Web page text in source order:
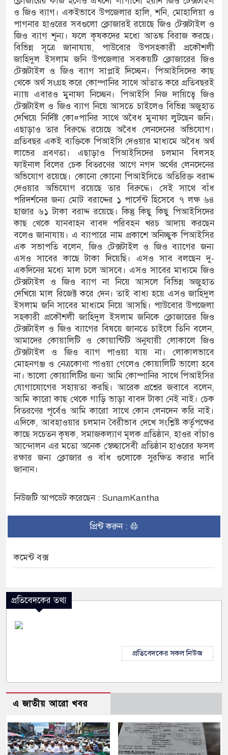
চালানোর মুরোদ আওয়ামী লীগের নেই :
আইনে মামলা: নাদের, পলিন, রিপন-
আসামি
ইলেক্ট্রনিক বুথ ও সেল্ফ সার্ভিস সেন্টারের উদ্বোধন
জেলা প্রশাসন
ও জিও ব্যাগ। একইভাবে উপজেলার হালি, শনি, মোহালিয়া ও
পাগনার হাওরের সবগুলো ক্লোজারই রয়েছে জিও টেক্সটাইল ও
জিও ব্যাগ শূন্য। ফলে কৃষকদের মধ্যে আতঙ্ক বিরাজ করছে।
বিভিন্ন সূত্রে জানাযায়, পাউবোর উপসহকারী প্রকৌশলী
জাহিদুল ইসলাম জনি উপজেলার সবকয়টি ক্লোজারের জিও
টেক্সটাইল ও জিও ব্যাগ সাপ্লাই দিচ্ছেন। পিআইসিদের কাছ
থেকে অর্থ সংগ্রহ করে কোম্পানির সাথে আঁতাত করে প্রতিবছরই
ন্যায় এবারও মুনাফা নিচ্ছেন। পিআইসি নিজ দায়িত্বে জিও
টেক্সটাইল ও জিও ব্যাগ নিয়ে আসতে চাইলেও বিভিন্ন অজুহাত
দেখিয়ে নির্দিষ্ট কো¤পানির সাথে অবৈধ মুনাফা লুটছেন জনি।
এছাড়াও তার বিরুদ্ধে রয়েছে অবৈধ লেনদেনের অভিযোগ।
প্রতিবছর একই ব্যক্তিকে পিআইসি দেওয়ার মাধ্যমে অবৈধ অর্থ
লাভের প্রবণতা। এছাড়াও পিআইসিদের চলমান বিলসহ
ফাইনাল বিলের চেক বিতরণের আগে নগদ অর্থের লেনদেনের
অভিযোগ রয়েছে। কোনো কোনো পিআইসিতে অতিরিক্ত বরাদ্দ
দেওয়ার অভিযোগ রয়েছে তার বিরুদ্ধে। সেই সাথে বাঁধ
পরিদর্শনের জন্য মোট বরাদ্দের ১ পার্সেন্ট হিসেবে ৭ লক্ষ ৬৪
হাজার ৬১ টাকা বরাদ্দ রয়েছে। কিন্তু কিছু কিছু পিআইসিদের
কাছ থেকে যানবাহন বাবদ পরিবহন খরচ আদায় করছেন
বলেও জানাযায়। এ ব্যাপারে নাম প্রকাশে অনিচ্ছুক পিআইসির
এক সভাপতি বলেন, জিও টেক্সটাইল ও জিও ব্যাগের জন্য
এসও সাবের কাছে টাকা দিয়েছি। এসও সাব বলছেন দু-
একদিনের মধ্যে মাল চলে আসবে। এসও সাবের মাধ্যমে জিও
টেক্সটাইল ও জিও ব্যাগ না নিয়ে আসলে বিভিন্ন অজুহাত
দেখিয়ে মাল রিজেক্ট করে দেন। তাই বাধ্য হয়ে এসও জাহিদুল
ইসলাম জনি সাবের মাধ্যমে নিয়ে আসছি। পাউবোর উপজেলা
সহকারী প্রকৌশলী জাহিদুল ইসলাম জনিকে ক্লোজারের জিও
টেক্সটাইল ও জিও ব্যাগের বিষয়ে জানতে চাইলে তিনি বলেন,
আমাদের কোয়ালিটি ও কোয়ান্টিটি অনুযায়ী লোকালে জিও
টেক্সটাইল ও জিও ব্যাগ পাওয়া যায় না। লোকালভাবে
মোহনগঞ্জ ও নেত্রকোণা পাওয়া গেলেও কোয়ালিটি ভালো হবে
না। ভালো কোয়ালিটির জন্য আমি কোম্পানির সাথে পিআইসির
যোগাযোগের সহায়তা করছি। আরেক প্রশ্নের জবাবে বলেন,
আমি কারো কাছ থেকে গাড়ি ভাড়া বাবদ টাকা নেই নাই। চেক
বিতরণের পূর্বেও আমি কারো সাথে কোন লেনদেন করি নাই।
এদিকে, আবহাওয়ার চলমান বৈরীভাব দেখে সংশ্লিষ্ট কর্তৃপক্ষের
কাছে সচেতন কৃষক, সমাজকল্যাণ মূলক প্রতিষ্ঠান, হাওর বাঁচাও
আন্দোলন এর মতো অনেক স্বেচ্ছাসেবী প্রতিষ্ঠান হাওরের ফসল
রক্ষার জন্য ক্লোজার ও বাঁধ গুলোকে সুরক্ষিত করার দাবি
জানান।
নিউজটি আপডেট করেছেন : SunamKantha
প্রিন্ট করুন :
কমেন্ট বক্স
প্রতিবেদকের তথ্য
প্রতিবেদকের সকল নিউজ
এ জাতীয় আরো খবর